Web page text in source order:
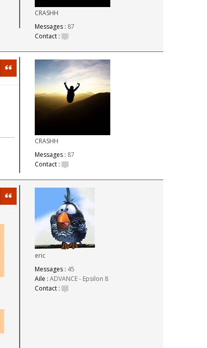
CRASHH
Messages : 87
Contact :
CRASHH
Messages : 87
Contact :
Citation
eric
Messages : 45
Aile : ADVANCE - Epsilon 8
Contact :
Citation